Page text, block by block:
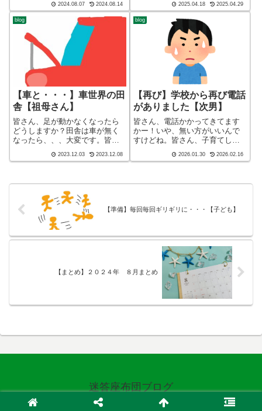
ージョン（blog short ver）こん
ばんわ、迷答座布団ブログの運
営をしているざぶ
(@meitou_zabuton)です。...
2024.08.07 2024.08.14
ョン（blog short ver）こんばん
わ、迷答座布団ブログの運営を
しているざぶ(@meitou_...
2025.04.18 2025.04.29
blog
【車と・・・】車世界の田
舎【祖母さん】
皆さん、足が動かなくなったら
どうしますか？田舎は車が無く
なったら、、、大変です。皆さ
グ ショート バージョン（blog
ざぶ(@meitou_za...
2023.12.03 2023.12.08
blog
【再び】学校から再び電話
がありました【次男】
皆さん、電話かかってきてます
かー！いや、無い方がいいんで
すけどね。皆さん、子育てして
布団ブログの運営をしているざ
パ）になり、手探り状態のほ...
2026.01.30 2026.02.16
【準備】毎回毎回ギリギリに・・・【子ども】
【まとめ】２０２４年 ８月まとめ
迷答座布団ブログ
© 2019 迷答座布団ブログ.